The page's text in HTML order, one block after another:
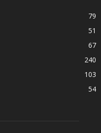
79
51
67
240
103
54